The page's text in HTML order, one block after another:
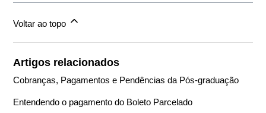
Voltar ao topo
Artigos relacionados
Cobranças, Pagamentos e Pendências da Pós-graduação
Entendendo o pagamento do Boleto Parcelado